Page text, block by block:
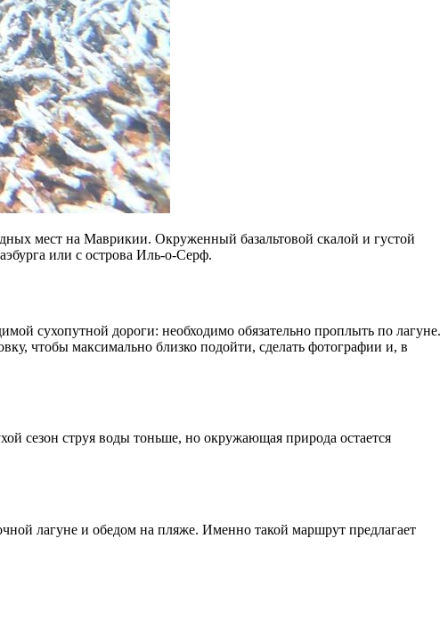
мест на Маврикии. Окруженный базальтовой скалой и густой
или с острова Иль-о-Серф.
сухопутной дороги: необходимо обязательно проплыть по лагуне.
чтобы максимально близко подойти, сделать фотографии и, в
сезон струя воды тоньше, но окружающая природа остается
лагуне и обедом на пляже. Именно такой маршрут предлагает